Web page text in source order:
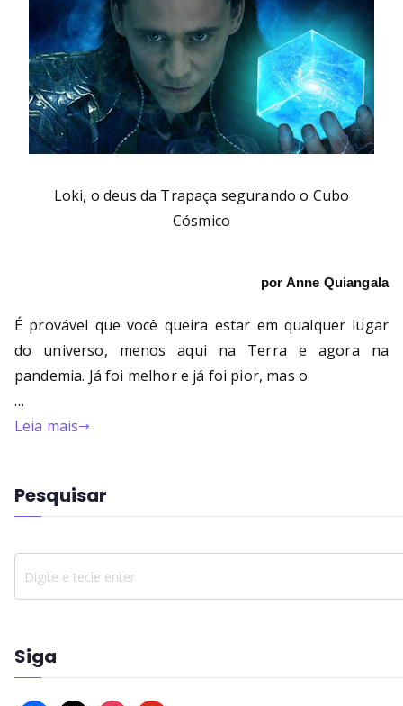
Loki, o deus da Trapaça segurando o Cubo
Cósmico
por Anne Quiangala
É provável que você queira estar em qualquer lugar
do universo, menos aqui na Terra e agora na
pandemia. Já foi melhor e já foi pior, mas o
…
Leia mais
Pesquisar
Siga